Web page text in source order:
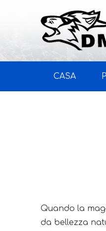
CASA
Quando la
da bellezza